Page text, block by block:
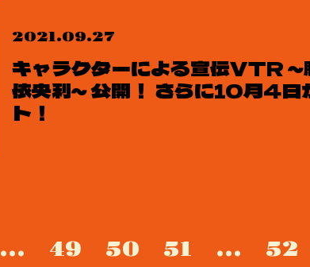
2021.09.27
キャラクターによる宣伝VTR ～
依央利～ 公開！ さらに10月4日
ト！
... 49 50 51 ... 52